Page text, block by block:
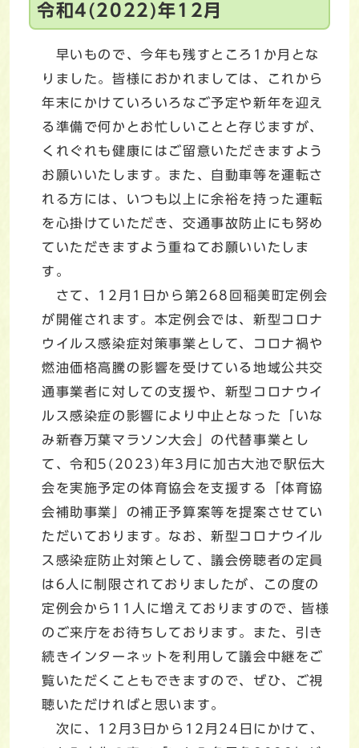
令和4(2022)年12月
早いもので、今年も残すところ1か月とな
りました。皆様におかれましては、これから
年末にかけていろいろなご予定や新年を迎え
る準備で何かとお忙しいことと存じますが、
くれぐれも健康にはご留意いただきますよう
お願いいたします。また、自動車等を運転さ
れる方には、いつも以上に余裕を持った運転
を心掛けていただき、交通事故防止にも努め
ていただきますよう重ねてお願いいたしま
す。
さて、12月1日から第268回稲美町定例会
が開催されます。本定例会では、新型コロナ
ウイルス感染症対策事業として、コロナ禍や
燃油価格高騰の影響を受けている地域公共交
通事業者に対しての支援や、新型コロナウイ
ルス感染症の影響により中止となった「いな
み新春万葉マラソン大会」の代替事業とし
て、令和5(2023)年3月に加古大池で駅伝大
会を実施予定の体育協会を支援する「体育協
会補助事業」の補正予算案等を提案させてい
ただいております。なお、新型コロナウイル
ス感染症防止対策として、議会傍聴者の定員
は6人に制限されておりましたが、この度の
定例会から11人に増えておりますので、皆様
のご来庁をお待ちしております。また、引き
続きインターネットを利用して議会中継をご
覧いただくこともできますので、ぜひ、ご視
聴いただければと思います。
次に、12月3日から12月24日にかけて、